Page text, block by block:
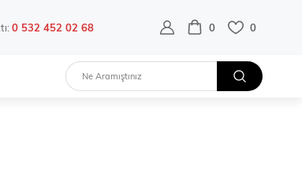
0 532 452 02 68 0 0